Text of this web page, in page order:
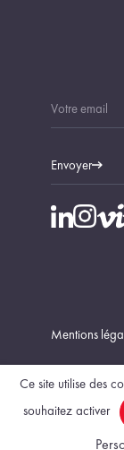
Envoyer
Mentions
Ce site utilise des
souhaitez activer